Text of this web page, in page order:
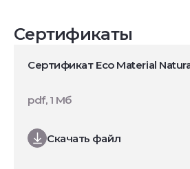
Сертификаты
Сертификат Eco Material
Скачать файл
pdf, 1 Мб